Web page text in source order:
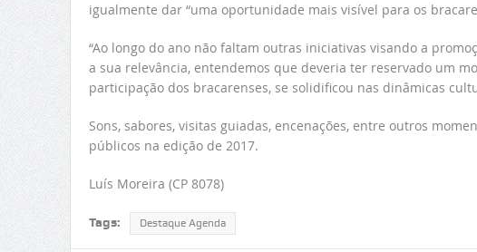
igualmente dar “uma oportunidade mais visível para os
“Ao longo do ano não faltam outras iniciativas visando a
a sua relevância, entendemos que deveria ter reservado um
participação dos bracarenses, se solidificou nas dinâmicas
Sons, sabores, visitas guiadas, encenações, entre outros
públicos na edição de 2017.
Luís Moreira (CP 8078)
Tags: Destaque Agenda